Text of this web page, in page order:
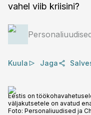
vahel viib kriisini?
Kuula Jaga
Eestis on
väljakutsetele on avatud
Foto: Personaliuudised ja